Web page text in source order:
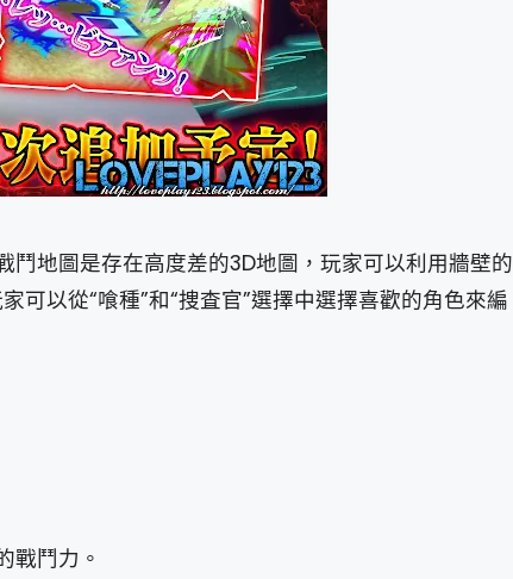
地圖是存在高度差的3D地圖，玩家可以利用牆壁的
可以從“喰種”和“捜査官”選擇中選擇喜歡的角色來編
戰鬥力。